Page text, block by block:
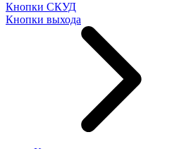
Кнопки СКУД
Кнопки выхода